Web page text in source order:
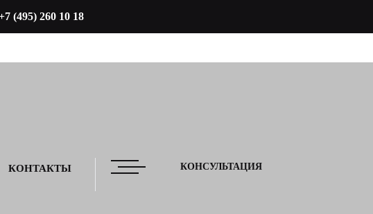
(495) 260 10 18
КОНТАКТЫ КОНСУЛЬТАЦИЯ